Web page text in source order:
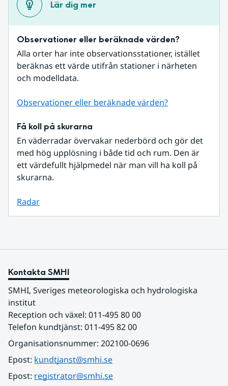
Lär dig mer
Observationer eller beräknade värden?
Alla orter har inte observationsstationer, istället
beräknas ett värde utifrån stationer i närheten
och modelldata.
Observationer eller beräknade värden?
Få koll på skurarna
En väderradar övervakar nederbörd och gör det
med hög upplösning i både tid och rum. Den är
ett värdefullt hjälpmedel när man vill ha koll på
skurarna.
Radar
Kontakta SMHI
SMHI, Sveriges meteorologiska och hydrologiska
institut
Reception och växel: 011-495 80 00
Telefon kundtjänst: 011-495 82 00
Organisationsnummer: 202100-0696
Epost: kundtjanst@smhi.se
Epost: registrator@smhi.se